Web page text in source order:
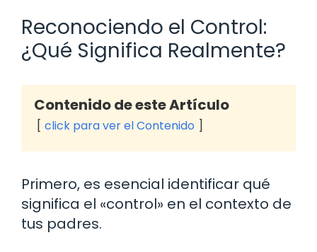
Reconociendo el Control:
¿Qué Significa Realmente?
Contenido de este Artículo
click para ver el Contenido
Primero, es esencial identificar qué
significa el «control» en el contexto de
tus padres.